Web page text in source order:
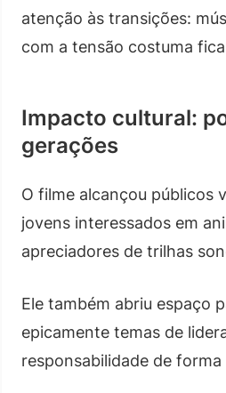
atenção às transições:
com a tensão costuma
Impacto cultural:
gerações
O filme alcançou públicos
jovens interessados em
apreciadores de trilhas
Ele também abriu espaço
epicamente temas de
responsabilidade de forma